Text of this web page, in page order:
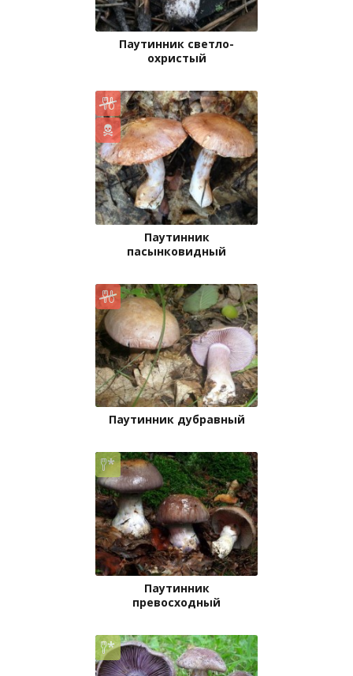
Паутинник светло-
охристый
Паутинник
пасынковидный
Паутинник дубравный
Паутинник
превосходный